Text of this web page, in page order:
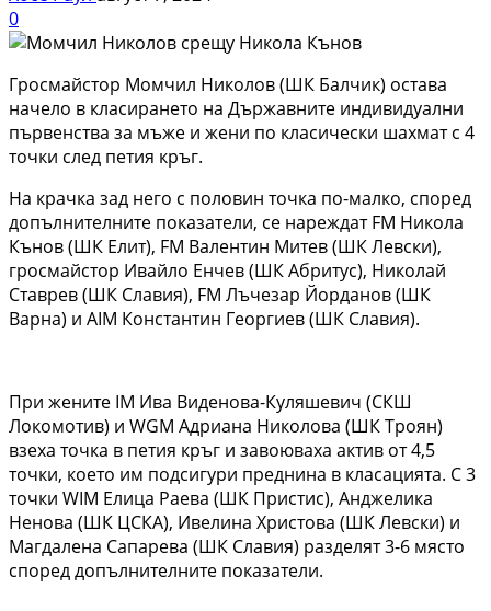
0
Гросмайстор Момчил Николов (ШК Балчик) остава
начело в класирането на Държавните индивидуални
първенства за мъже и жени по класически шахмат с 4
точки след петия кръг.
На крачка зад него с половин точка по-малко, според
допълнителните показатели, се нареждат FM Никола
Кънов (ШК Елит), FM Валентин Митев (ШК Левски),
гросмайстор Ивайло Енчев (ШК Абритус), Николай
Ставрев (ШК Славия), FM Лъчезар Йорданов (ШК
Варна) и AIM Константин Георгиев (ШК Славия).
При жените IM Ива Виденова-Куляшевич (СКШ
Локомотив) и WGM Адриана Николова (ШК Троян)
взеха точка в петия кръг и завоюваха актив от 4,5
точки, което им подсигури преднина в класацията. С 3
точки WIM Елица Раева (ШК Пристис), Анджелика
Ненова (ШК ЦСКА), Ивелина Христова (ШК Левски) и
Магдалена Сапарева (ШК Славия) разделят 3-6 място
според допълнителните показатели.